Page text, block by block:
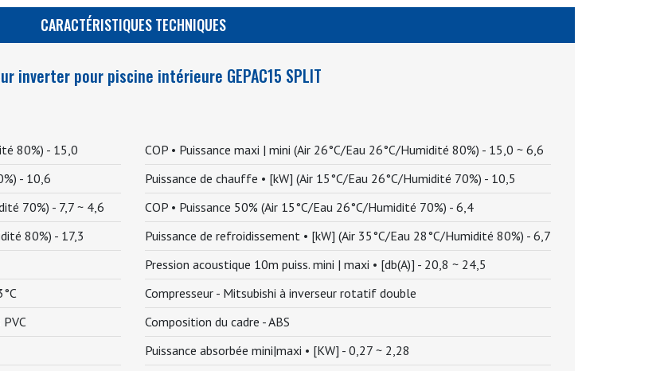
CARACTÉRISTIQUES TECHNIQUES
inverter pour piscine intérieure GEPAC15 SPLIT
80%) - 15,0 COP • Puissance maxi | mini (Air 26°C/Eau 26°C/Humidité 80%) - 15,0 ~ 6,6
- 10,6 Puissance de chauffe • [kW] (Air 15°C/Eau 26°C/Humidité 70%) - 10,5
70%) - 7,7 ~ 4,6 COP • Puissance 50% (Air 15°C/Eau 26°C/Humidité 70%) - 6,4
80%) - 17,3 Puissance de refroidissement • [kW] (Air 35°C/Eau 28°C/Humidité 80%) - 6,7
Pression acoustique 10m puiss. mini | maxi • [db(A)] - 20,8 ~ 24,5
Compresseur - Mitsubishi à inverseur rotatif double
Composition du cadre -ABS
Puissance absorbée mini|maxi • [KW] - 0,27 ~ 2,28